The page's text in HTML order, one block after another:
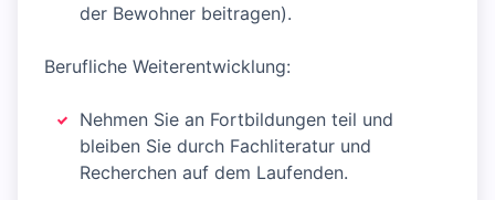
der Bewohner beitragen).
Berufliche Weiterentwicklung:
Nehmen Sie an Fortbildungen teil und
bleiben Sie durch Fachliteratur und
Recherchen auf dem Laufenden.